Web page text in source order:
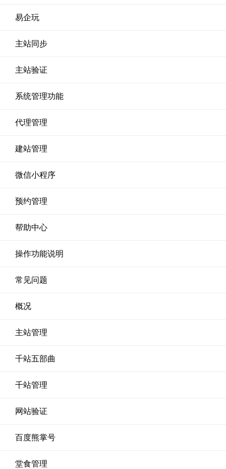
易企玩
主站同步
主站验证
系统管理功能
代理管理
建站管理
微信小程序
预约管理
帮助中心
操作功能说明
常见问题
概况
主站管理
千站五部曲
千站管理
网站验证
百度熊掌号
堂食管理